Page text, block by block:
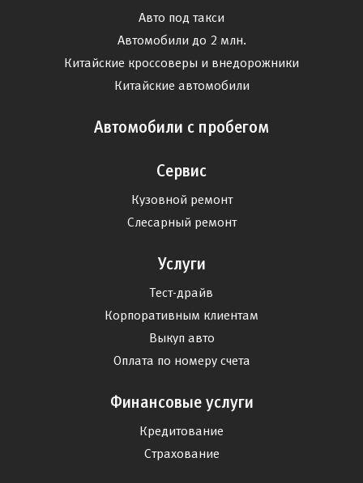
Авто под такси
Автомобили до 2 млн.
Китайские кроссоверы и внедорожники
Китайские автомобили
Автомобили с пробегом
Сервис
Кузовной ремонт
Слесарный ремонт
Услуги
Тест-драйв
Корпоративным клиентам
Выкуп авто
Оплата по номеру счета
Финансовые услуги
Кредитование
Страхование